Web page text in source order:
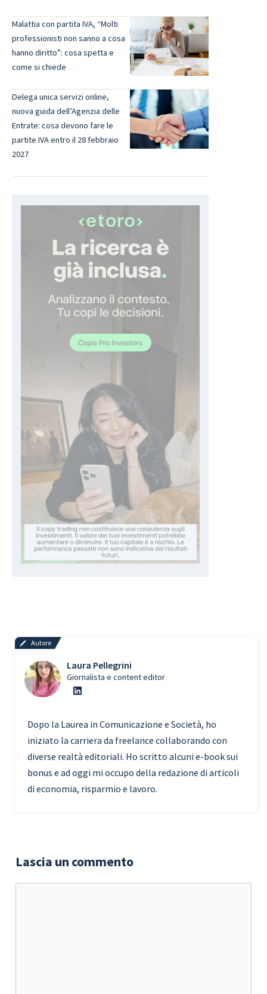
Malattia con partita IVA, “Molti
professionisti non sanno a cosa
hanno diritto”: cosa spetta e
come si chiede
Delega unica servizi online,
nuova guida dell’Agenzia delle
Entrate: cosa devono fare le
partite IVA entro il 28 febbraio
2027
Autore
Laura Pellegrini
Giornalista e content editor
Dopo la Laurea in Comunicazione e Società, ho
iniziato la carriera da freelance collaborando con
diverse realtà editoriali. Ho scritto alcuni e-book sui
bonus e ad oggi mi occupo della redazione di articoli
di economia, risparmio e lavoro.
Lascia un commento